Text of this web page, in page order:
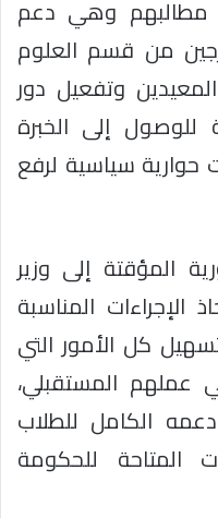
مطالبهم وهي دعم
من قسم العلوم
وتفعيل دور
للوصول إلى الخبرة
حوارية سياسية لرفع
المؤقتة إلى وزير
الإجراءات المناسبة
كل الأمور التي
المستقبلي،
الكامل للطلاب
المتاحة للحكومة